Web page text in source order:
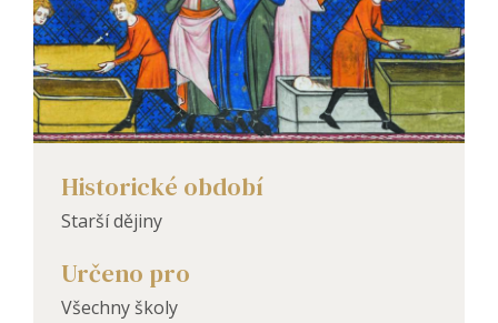
Historické období
Starší dějiny
Určeno pro
Všechny školy